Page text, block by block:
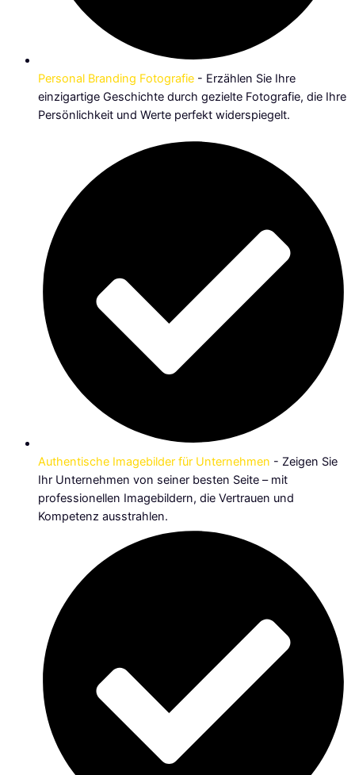
Personal Branding Fotografie - Erzählen Sie Ihre
einzigartige Geschichte durch gezielte Fotografie, die Ihre
Persönlichkeit und Werte perfekt widerspiegelt.
Authentische Imagebilder für Unternehmen - Zeigen Sie
Ihr Unternehmen von seiner besten Seite – mit
professionellen Imagebildern, die Vertrauen und
Kompetenz ausstrahlen.